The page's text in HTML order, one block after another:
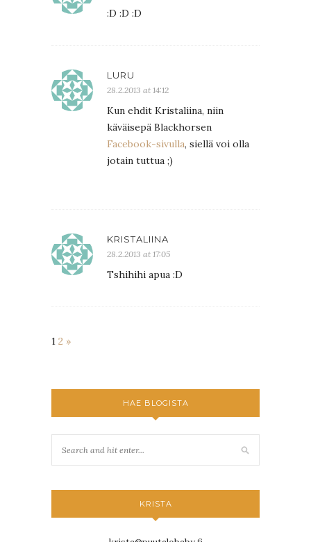
:D :D :D
LURU
28.2.2013 at 14:12
Kun ehdit Kristaliina, niin
käväisepä Blackhorsen
Facebook-sivulla, siellä voi olla
jotain tuttua ;)
KRISTALIINA
28.2.2013 at 17:05
Tshihihi apua :D
1 2 »
HAE BLOGISTA
KRISTA